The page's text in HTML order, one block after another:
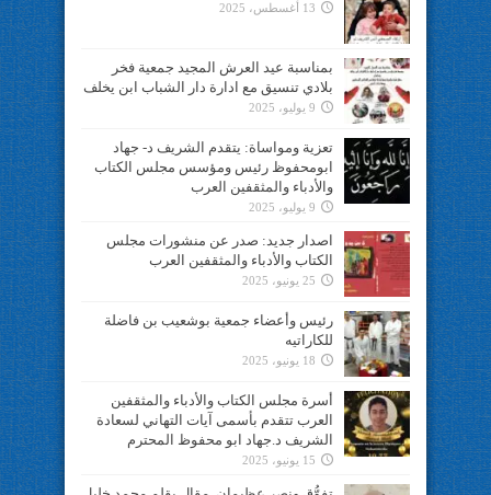
13 أغسطس، 2025
بمناسبة عيد العرش المجيد جمعية فخر
بلادي تنسيق مع ادارة دار الشباب ابن يخلف
9 يوليو، 2025
تعزية ومواساة: يتقدم الشريف د- جهاد
ابومحفوظ رئيس ومؤسس مجلس الكتاب
والأدباء والمثقفين العرب
9 يوليو، 2025
اصدار جديد: صدر عن منشورات مجلس
الكتاب والأدباء والمثقفين العرب
25 يونيو، 2025
رئيس وأعضاء جمعية بوشعيب بن فاضلة
للكاراتيه
18 يونيو، 2025
أسرة مجلس الكتاب والأدباء والمثقفين
العرب تتقدم بأسمى آيات التهاني لسعادة
الشريف د.جهاد ابو محفوظ المحترم
15 يونيو، 2025